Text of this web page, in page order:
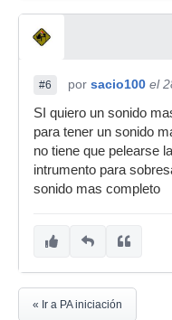
#6 por sacio100 el
SI quiero un sonido
para tener un sonido
no tiene que pelearse
intrumento para
sonido mas completo
« Ir a PA iniciación